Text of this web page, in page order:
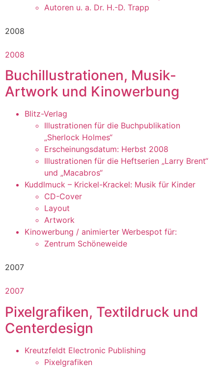
Autoren u. a. Dr. H.-D. Trapp
2008
2008
Buchillustrationen, Musik-
Artwork und Kinowerbung
Blitz-Verlag
Illustrationen für die Buchpublikation
„Sherlock Holmes“
Erscheinungsdatum: Herbst 2008
Illustrationen für die Heftserien „Larry Brent“
und „Macabros“
Kuddlmuck – Krickel-Krackel: Musik für Kinder
CD-Cover
Layout
Artwork
Kinowerbung / animierter Werbespot für:
Zentrum Schöneweide
2007
2007
Pixelgrafiken, Textildruck und
Centerdesign
Kreutzfeldt Electronic Publishing
Pixelgrafiken